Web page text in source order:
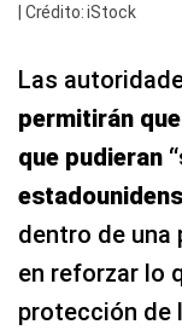
| Crédito: iStock
Las
permitirán
que pudieran
dentro de una
en reforzar lo
protección de